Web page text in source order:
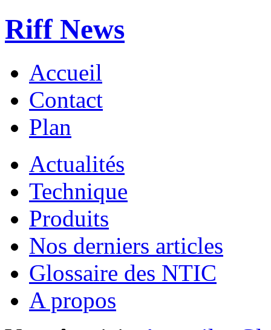
Riff News
Accueil
Contact
Plan
Actualités
Technique
Produits
Nos derniers articles
Glossaire des NTIC
A propos